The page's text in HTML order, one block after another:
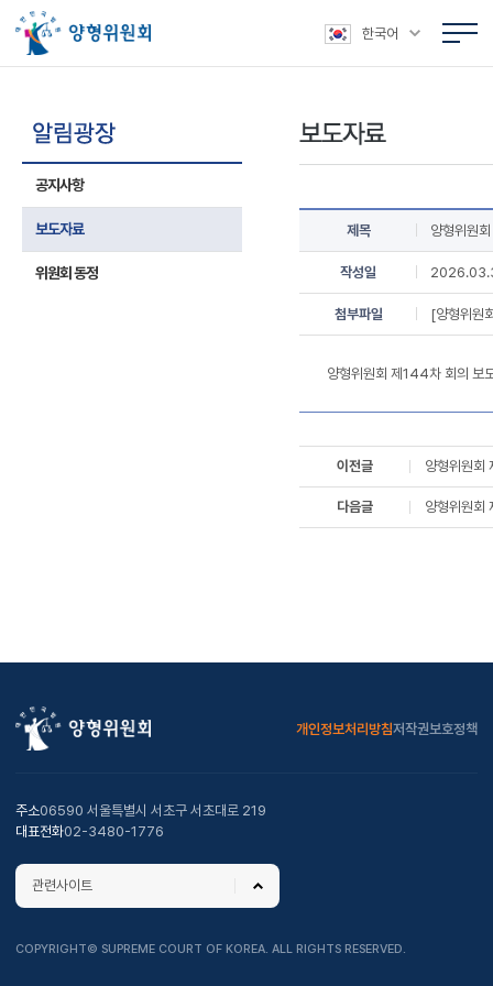
본문 바로가기
주메뉴 바로가기
상위메뉴 바로가기
하위메뉴 바로가기
한국어
공지사항
보도자료
위원회 동정
제목 양형위원
작성일
첨부파일 [양형위원
양형위원회 제144차 회의 보
이전글 양형위원회
다음글 양형위원회
개인정보처리방침저작권보호정책
주소06590 서울특별시 서초구 서초대로 219
대표전화02-3480-1776
관련사이트
COPYRIGHT© SUPREME COURT OF KOREA. ALL RIGHTS RESERVED.